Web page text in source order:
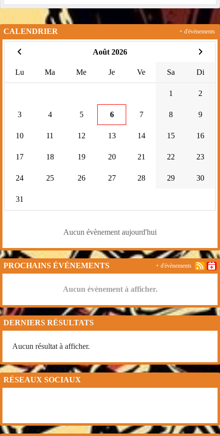
CALENDRIER
Août 2026
Lu Ma Me Je Ve Sa Di
1 2
3 4 5 6 7 8 9
10 11 12 13 14 15 16
17 18 19 20 21 22 23
24 25 26 27 28 29 30
31
Aucun évènement aujourd'hui
+ d'évènements
PROCHAINS ÉVÉNEMENTS
Aucun évènement à afficher.
+ d'évènements
DERNIERS RÉSULTATS
Aucun résultat à afficher.
RÉSEAUX SOCIAUX